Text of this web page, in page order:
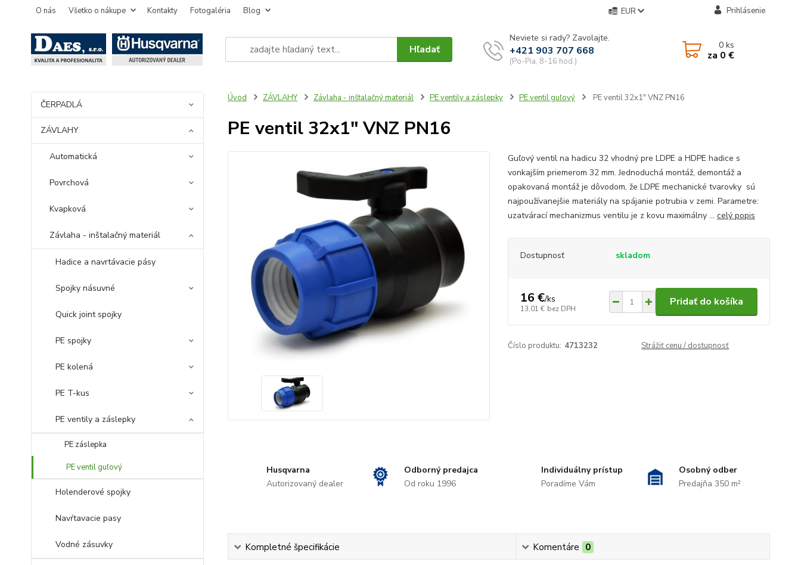
O nás Všetko o nákupe Kontakty Fotogaléria Blog EUR Prihlásenie
Hľadať
Neviete si rady? Zavolajte.
+421 903 707 668
(Po-Pia, 8-16 hod.)
0ks
za 0 €
ČERPADLÁ
ZÁVLAHY
Automatická
Povrchová
Kvapková
Závlaha - inštalačný materiál
Hadice a navrtávacie pásy
Spojky násuvné
Quick joint spojky
PE spojky
PE kolená
PE T-kus
PE ventily a záslepky
PE záslepka
PE ventil guľový
Holenderové spojky
Navŕtavacie pasy
Vodné zásuvky
Úvod ZÁVLAHY Závlaha - inštalačný materiál PE ventily a záslepky PE ventil guľový PE ventil 32x1" VNZ PN16
PE ventil 32x1" VNZ PN16
Guľový ventil na hadicu 32 vhodný pre LDPE a HDPE hadice s
vonkajším priemerom 32 mm. Jednoduchá montáž, demontáž a
opakovaná montáž je dôvodom, že LDPE mechanické tvarovky sú
najpoužívanejšie materiály na spájanie potrubia v zemi. Parametre:
uzatvárací mechanizmus ventilu je z kovu maximálny ... celý popis
Dostupnosť skladom
16 €/ks
13,01 € bez DPH
Pridať do košíka
Číslo produktu: 4713232 Strážiť cenu / dostupnosť
Husqvarna
Autorizovaný dealer
Odborný predajca
Od roku 1996
Individuálny prístup
Poradíme Vám
Osobný odber
Predajňa 350 m²
Kompletné špecifikácie Komentáre 0